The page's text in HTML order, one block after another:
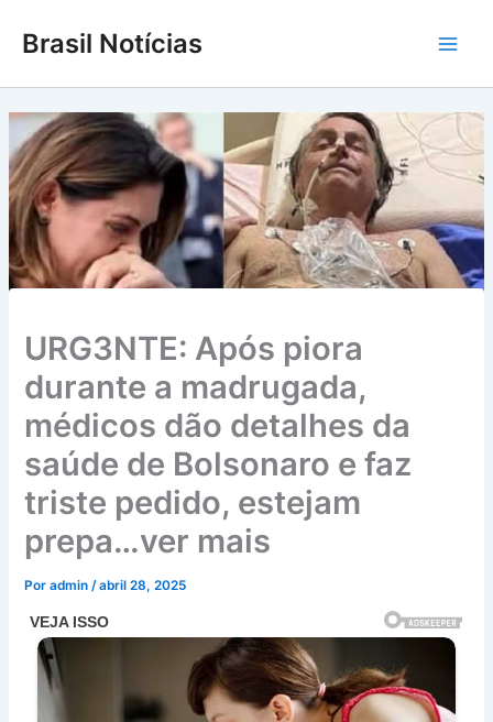
para
conteúdo
Brasil Notícias
URG3NTE: Após piora
durante a madrugada,
médicos dão detalhes da
saúde de Bolsonaro e faz
triste pedido, estejam
prepa…ver mais
Poradmin /abril 28, 2025